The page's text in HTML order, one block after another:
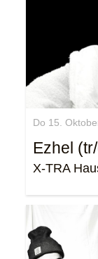
Do 15.
Ezhel
X-TRA